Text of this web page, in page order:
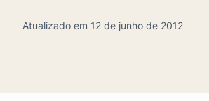
Atualizado em 12 de junho de 2012